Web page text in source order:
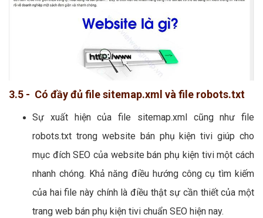
3.5 - Có đầy đủ file sitemap.xml và file robots.txt
Sự xuất hiện của file sitemap.xml cũng như file
robots.txt trong website bán phụ kiện tivi giúp cho
mục đích SEO của website bán phụ kiện tivi một cách
nhanh chóng. Khả năng điều hướng công cụ tìm kiếm
của hai file này chính là điều thật sự cần thiết của một
trang web bán phụ kiện tivi chuẩn SEO hiện nay.